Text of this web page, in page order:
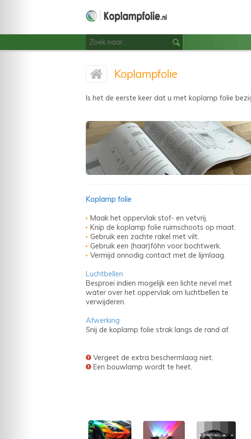
Koplampfolie
Is het de eerste keer dat u met koplamp folie
Koplamp folie
Maak het oppervlak stof- en vetvrij.
Knip de koplamp folie ruimschoots op maat.
Gebruik een zachte rakel met vilt.
Gebruik een (haar)föhn voor bochtwerk.
Vermijd onnodig contact met de lijmlaag.
Luchtbellen
Besproei indien mogelijk een lichte nevel met
water over het oppervlak om luchtbellen te
verwijderen.
Afwerking
Snij de koplamp folie strak langs de rand af.
Vergeet de extra beschermlaag niet.
Een bouwlamp wordt te heet.